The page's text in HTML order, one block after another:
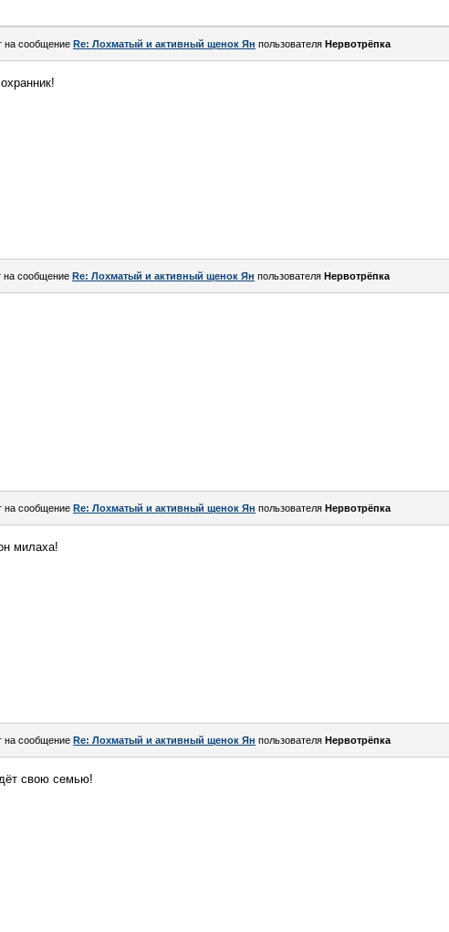
на сообщение Re: Лохматый и активный щенок Ян пользователя Нервотрёпка
на сообщение Re: Лохматый и активный щенок Ян пользователя Нервотрёпка
на сообщение Re: Лохматый и активный щенок Ян пользователя Нервотрёпка
милаха!
на сообщение Re: Лохматый и активный щенок Ян пользователя Нервотрёпка
свою семью!